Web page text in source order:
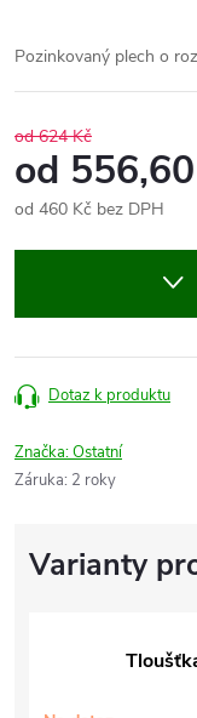
Pozinkovaný plech o
od 624 Kč
od
od 460 Kč bez DPH
Dotaz k produktu
Značka:Ostatní
Záruka: 2 roky